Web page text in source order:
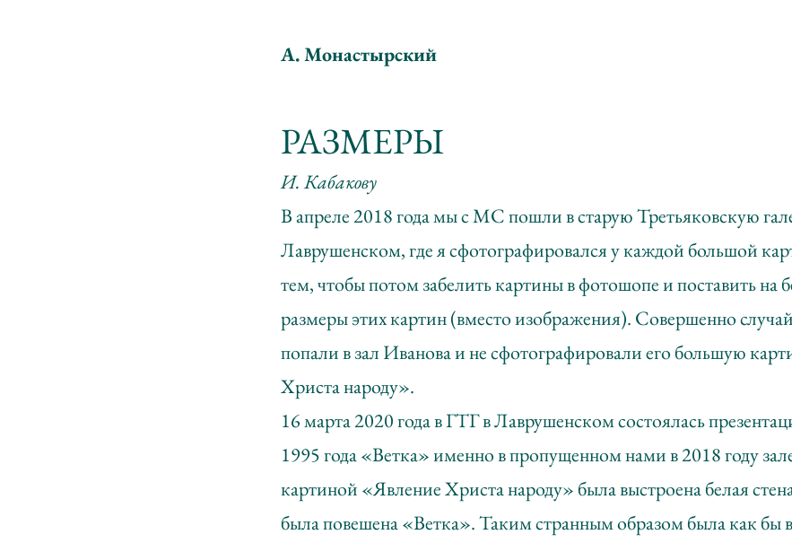
А. Монастырский
РАЗМЕРЫ
И. Кабакову
В апреле 2018 года мы с МС пошли в старую Третьяковскую
Лаврушенском, где я сфотографировался у каждой большой
тем, чтобы потом забелить картины в фотошопе и поставить на
размеры этих картин (вместо изображения). Совершенно
попали в зал Иванова и не сфотографировали его большую
Христа народу».
16 марта 2020 года в ГТГ в Лаврушенском состоялась
1995 года «Ветка» именно в пропущенном нами в 2018 году
картиной «Явление Христа народу» была выстроена белая
была повешена «Ветка». Таким странным образом была как бы